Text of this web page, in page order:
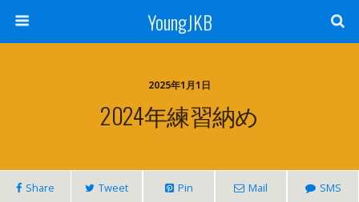
YoungJKB
2025年1月1日
2024年練習納め
Share Tweet Pin Mail SMS